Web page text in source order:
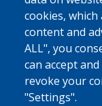
08530 - La
93 609 67 50
El Cau de l'Albert
cookies,
content and
ALL", you
can accept
revoke your
"Settings".